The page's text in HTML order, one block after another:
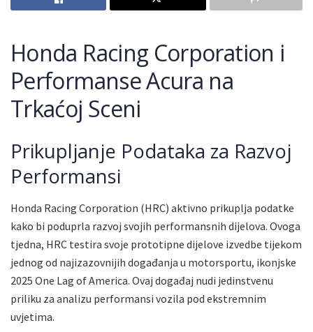
Honda Racing Corporation i
Performanse Acura na
Trkaćoj Sceni
Prikupljanje Podataka za Razvoj
Performansi
Honda Racing Corporation (HRC) aktivno prikuplja podatke
kako bi poduprla razvoj svojih performansnih dijelova. Ovoga
tjedna, HRC testira svoje prototipne dijelove izvedbe tijekom
jednog od najizazovnijih događanja u motorsportu, ikonjske
2025 One Lag of America. Ovaj događaj nudi jedinstvenu
priliku za analizu performansi vozila pod ekstremnim
uvjetima.